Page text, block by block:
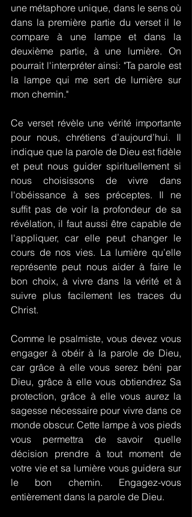
une métaphore unique, dans le sens où
dans la première partie du verset il le
compare à une lampe et dans la
deuxième partie, à une lumière. On
pourrait l'interpréter ainsi: "Ta parole est
la lampe qui me sert de lumière sur
mon chemin."
Ce verset révèle une vérité importante
pour nous, chrétiens d’aujourd’hui. Il
indique que la parole de Dieu est fidèle
et peut nous guider spirituellement si
nous choisissons de vivre dans
l'obéissance à ses préceptes. Il ne
suffit pas de voir la profondeur de sa
révélation, il faut aussi être capable de
l'appliquer, car elle peut changer le
cours de nos vies. La lumière qu’elle
représente peut nous aider à faire le
bon choix, à vivre dans la vérité et à
suivre plus facilement les traces du
Christ.
Comme le psalmiste, vous devez vous
engager à obéir à la parole de Dieu,
car grâce à elle vous serez béni par
Dieu, grâce à elle vous obtiendrez Sa
protection, grâce à elle vous aurez la
sagesse nécessaire pour vivre dans ce
monde obscur. Cette lampe à vos pieds
vous permettra de savoir quelle
décision prendre à tout moment de
votre vie et sa lumière vous guidera sur
le bon chemin. Engagez-vous
entièrement dans la parole de Dieu.